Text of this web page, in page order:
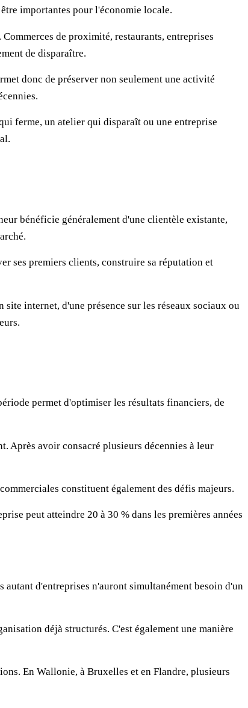
importantes pour l'économie locale.
de proximité, restaurants, entreprises
de disparaître.
donc de préserver non seulement une activité
ferme, un atelier qui disparaît ou une entreprise
bénéficie généralement d'une clientèle existante,
ses premiers clients, construire sa réputation et
internet, d'une présence sur les réseaux sociaux ou
permet d'optimiser les résultats financiers, de
Après avoir consacré plusieurs décennies à leur
constituent également des défis majeurs.
peut atteindre 20 à 30 % dans les premières années
d'entreprises n'auront simultanément besoin d'un
déjà structurés. C'est également une manière
En Wallonie, à Bruxelles et en Flandre, plusieurs